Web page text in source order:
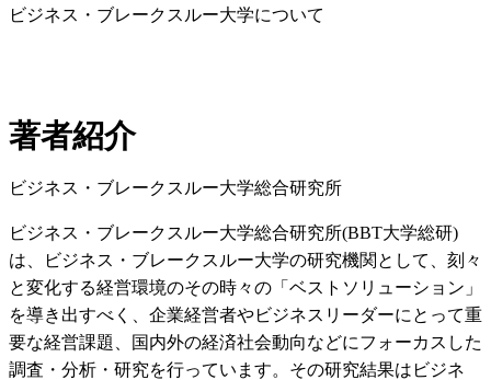
ビジネス・ブレークスルー大学について
著者紹介
ビジネス・ブレークスルー大学総合研究所
ビジネス・ブレークスルー大学総合研究所(BBT大学総研)
は、ビジネス・ブレークスルー大学の研究機関として、刻々
と変化する経営環境のその時々の「ベストソリューション」
を導き出すべく、企業経営者やビジネスリーダーにとって重
要な経営課題、国内外の経済社会動向などにフォーカスした
調査・分析・研究を行っています。その研究結果はビジネ